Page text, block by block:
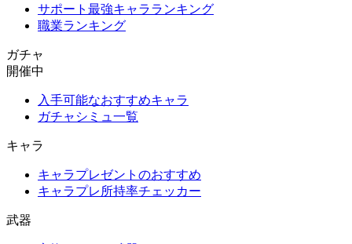
サポート最強キャラランキング
職業ランキング
ガチャ
開催中
入手可能なおすすめキャラ
ガチャシミュ一覧
キャラ
キャラプレゼントのおすすめ
キャラプレ所持率チェッカー
武器